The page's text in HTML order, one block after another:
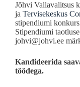
Jõhvi Vallavalitsus
ja Tervisekeskus
stipendiumi
Stipendiumi
johvi@johvi.ee
Kandideerida
töödega.